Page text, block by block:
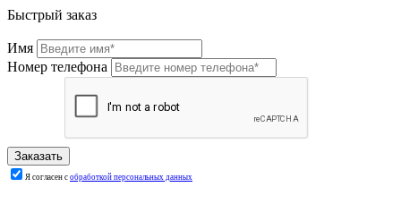
Быстрый заказ
Имя
Номер телефона
Я согласен с обработкой персональных данных